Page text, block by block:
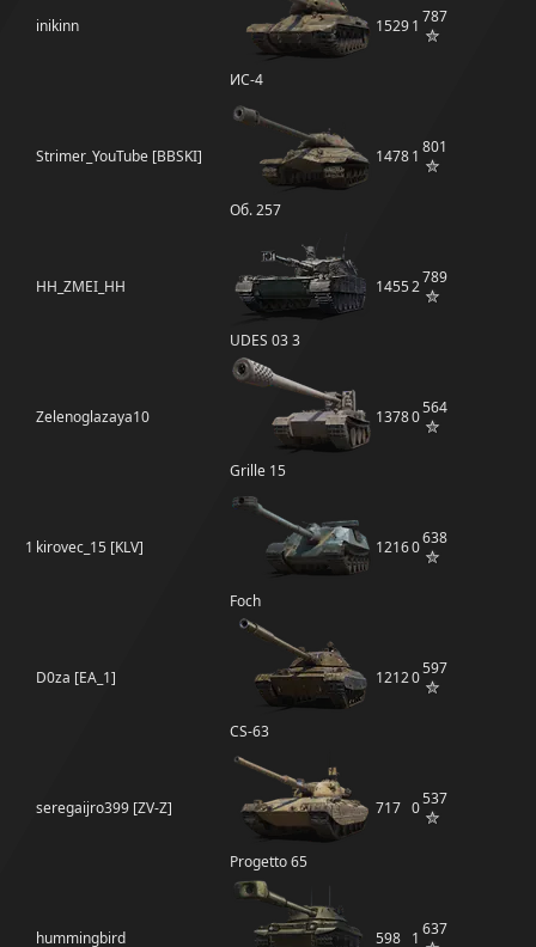
inikinn
ИС-4
15291 787
Strimer_YouTube [BBSKI]
Об. 257
14781 801
HH_ZMEI_HH
UDES 03 3
14552789
Zelenoglazaya10
Grille 15
13780564
1 kirovec_15 [KLV]
Foch
12160638
D0za [EA_1]
CS-63
12120597
seregaijro399 [ZV-Z]
Progetto 65
717 0537
hummingbird 598 1 637